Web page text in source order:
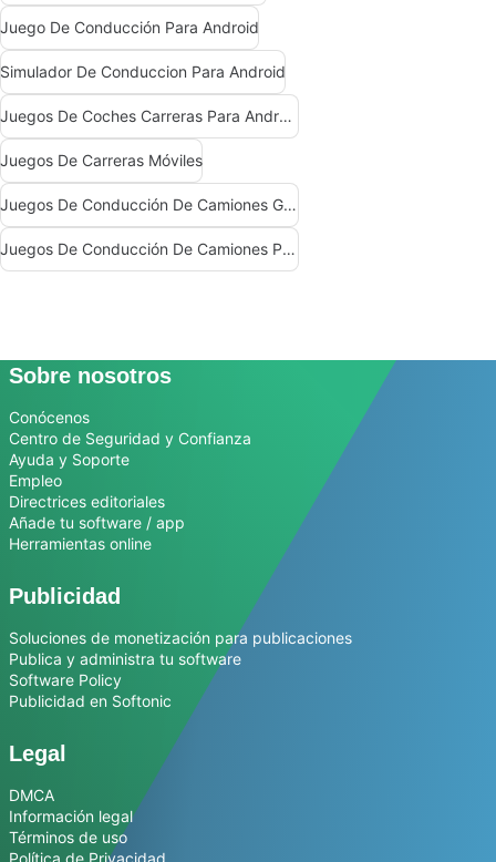
Juego De Conducción Para Android
Simulador De Conduccion Para Android
Juegos De Coches Carreras Para Android
Juegos De Carreras Móviles
Juegos De Conducción De Camiones Gratis
Juegos De Conducción De Camiones Para Android
Sobre nosotros
Conócenos
Centro de Seguridad y Confianza
Ayuda y Soporte
Empleo
Directrices editoriales
Añade tu software / app
Herramientas online
Publicidad
Soluciones de monetización para publicaciones
Publica y administra tu software
Software Policy
Publicidad en Softonic
Legal
DMCA
Información legal
Términos de uso
Política de Privacidad